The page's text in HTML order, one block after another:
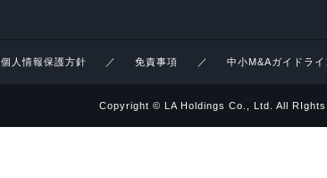
個人情報保護方針 免責事項 中小M&Aガイドラ
Copyright © LA Holdings Co., Ltd. All RIghts